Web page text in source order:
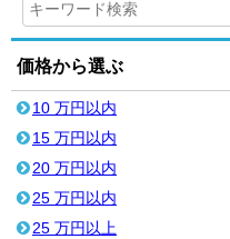
価格から選ぶ
10 万円以内
15 万円以内
20 万円以内
25 万円以内
25 万円以上